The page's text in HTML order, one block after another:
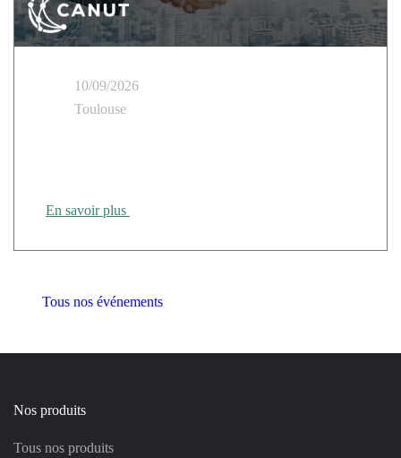
10/09/2026
Toulouse
En savoir plus
Tous nos événements
Nos produits
Tous nos produits